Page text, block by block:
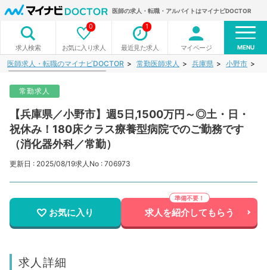
医師の求人・転職・アルバイトはマイナビDOCTOR
求人検索 お気に入り求人
0
最近見た求人
1
マイページ MENU
医師求人・転職のマイナビDOCTOR 常勤医師求人 兵庫県 小野市
常勤求人
【兵庫県／小野市】週5日,1500万円～◎土・日・
祝休み！180床クラス療養型病院でのご勤務です
（消化器外科／常勤）
更新日 : 2025/08/19求人No : 706973
お気に入り 求人を紹介してもらう
求人詳細